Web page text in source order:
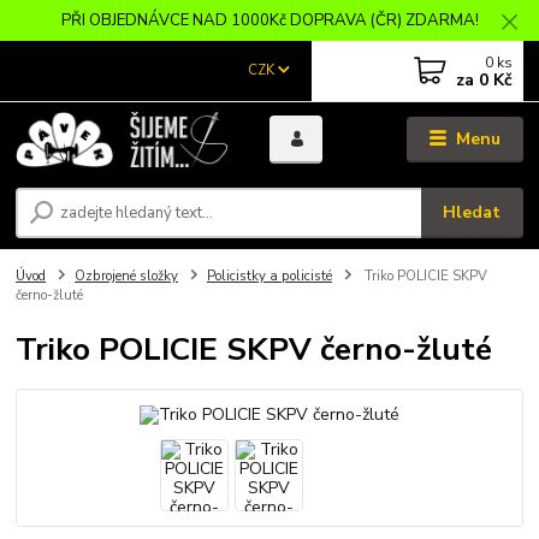
PŘI OBJEDNÁVCE NAD 1000Kč DOPRAVA (ČR) ZDARMA!
Menu
CZK
Hledat
0 ks
za 0 Kč
Úvod Ozbrojené složky Policistky a policisté
Triko POLICIE SKPV
černo-žluté
Triko POLICIE SKPV černo-žluté